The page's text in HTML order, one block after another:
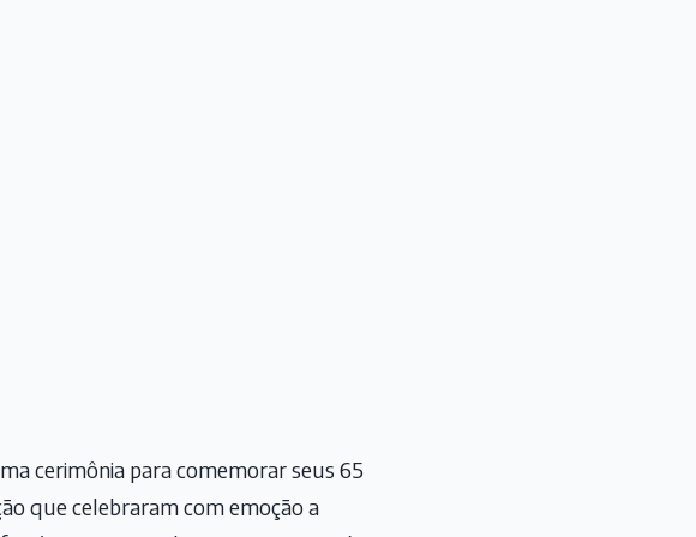
cerimônia para comemorar seus 65
que celebraram com emoção a